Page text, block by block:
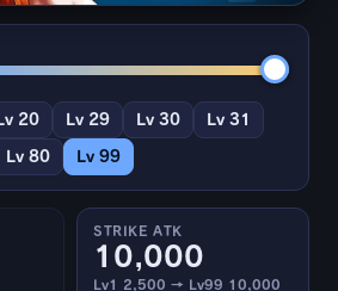
Lv 20 Lv 29 Lv 30 Lv 31
Lv 80 Lv 99
STRIKE ATK
10,000
Lv1 2,500 → Lv99 10,000